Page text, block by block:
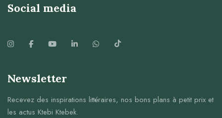
Social media
Newsletter
Recevez des inspirations littéraires, nos bons plans à petit prix et
les actus Ktebi Ktebek.